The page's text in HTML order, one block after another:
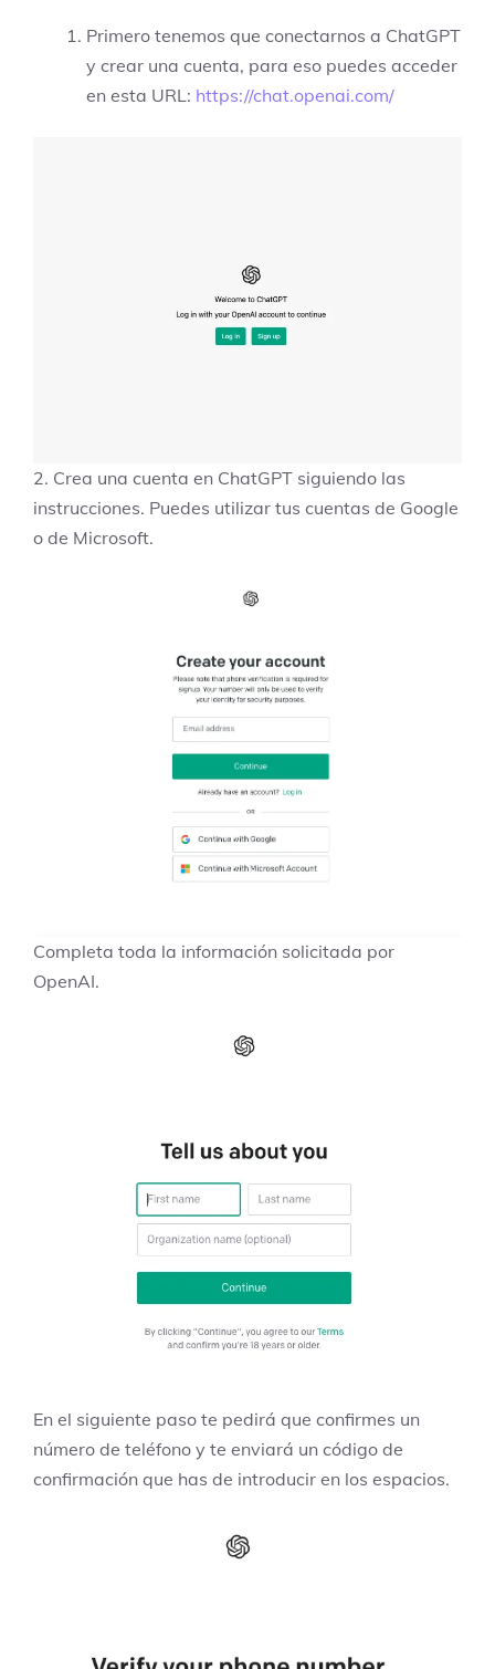
Primero tenemos que conectarnos a ChatGPT
y crear una cuenta, para eso puedes acceder
en esta URL: https://chat.openai.com/
2. Crea una cuenta en ChatGPT siguiendo las
instrucciones. Puedes utilizar tus cuentas de Google
o de Microsoft.
Completa toda la información solicitada por
OpenAI.
En el siguiente paso te pedirá que confirmes un
número de teléfono y te enviará un código de
confirmación que has de introducir en los espacios.